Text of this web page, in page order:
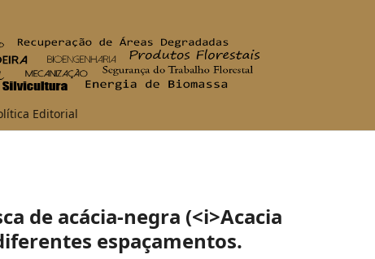
Editorial
de acácia-negra (<i>Acacia
espaçamentos.